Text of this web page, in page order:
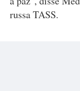
russa TASS.